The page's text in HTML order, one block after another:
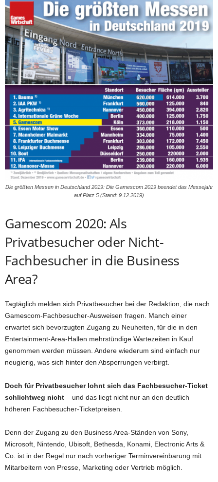
Die größten Messen in Deutschland 2019: Die Gamescom 2019 beendet das Messejahr
auf Platz 5 (Stand: 9.12.2019)
Gamescom 2020: Als
Privatbesucher oder Nicht-
Fachbesucher in die Business
Area?
Tagtäglich melden sich Privatbesucher bei der Redaktion, die nach
Gamescom-Fachbesucher-Ausweisen fragen. Manch einer
erwartet sich bevorzugten Zugang zu Neuheiten, für die in den
Entertainment-Area-Hallen mehrstündige Wartezeiten in Kauf
genommen werden müssen. Andere wiederum sind einfach nur
neugierig, was sich hinter den Absperrungen verbirgt.
Doch für Privatbesucher lohnt sich das Fachbesucher-Ticket
schlichtweg nicht – und das liegt nicht nur an den deutlich
höheren Fachbesucher-Ticketpreisen.
Denn der Zugang zu den Business Area-Ständen von Sony,
Microsoft, Nintendo, Ubisoft, Bethesda, Konami, Electronic Arts &
Co. ist in der Regel nur nach vorheriger Terminvereinbarung mit
Mitarbeitern von Presse, Marketing oder Vertrieb möglich.